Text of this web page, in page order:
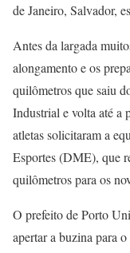
de Janeiro, Salvador,
Antes da largada
alongamento e os
quilômetros que saiu
Industrial e volta até
atletas solicitaram a
Esportes (DME), que
quilômetros para os
O prefeito de Porto
apertar a buzina para